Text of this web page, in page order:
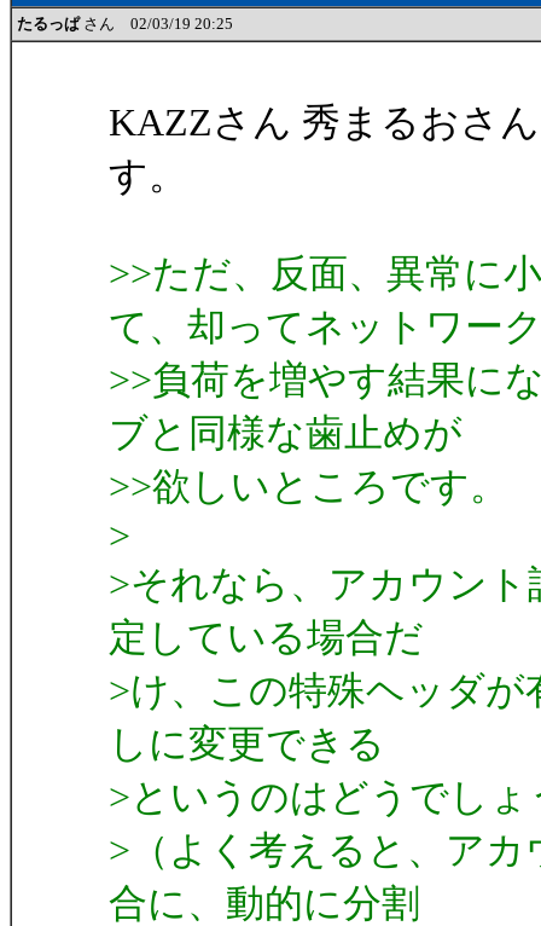
たるっぱさん 02/03/19 20:25
KAZZさん 秀まるおさ
す。
>>ただ、反面、異常に
て、却ってネットワー
>>負荷を増やす結果に
ブと同様な歯止めが
>>欲しいところです。
>
>それなら、アカウン
定している場合だ
>け、この特殊ヘッダが
しに変更できる
>というのはどうでしょ
>（よく考えると、ア
合に、動的に分割